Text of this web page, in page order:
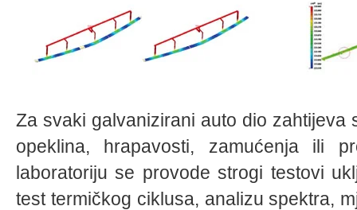
Za svaki galvanizirani auto dio zahtijeva
opeklina, hrapavosti, zamućenja ili
laboratoriju se provode strogi testovi
test termičkog ciklusa, analizu spektra,